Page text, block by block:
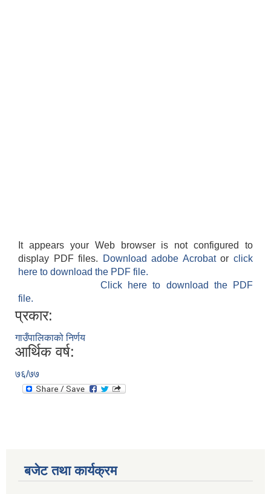
It appears your Web browser is not configured to
display PDF files.
Download adobe Acrobatorclick
here to download the PDF file.
Click here to download the PDF
file.
प्रकार:
गाउँपालिकाको निर्णय
आर्थिक वर्ष:
७६/७७
बजेट तथा कार्यक्रम